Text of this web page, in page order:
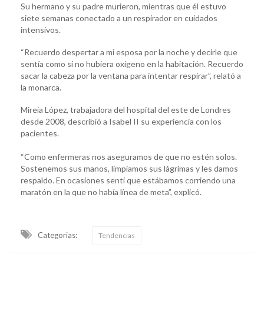
Su hermano y su padre murieron, mientras que él estuvo
siete semanas conectado a un respirador en cuidados
intensivos.
“Recuerdo despertar a mi esposa por la noche y decirle que
sentía como si no hubiera oxígeno en la habitación. Recuerdo
sacar la cabeza por la ventana para intentar respirar”, relató a
la monarca.
Mireia López, trabajadora del hospital del este de Londres
desde 2008, describió a Isabel II su experiencia con los
pacientes.
“Como enfermeras nos aseguramos de que no estén solos.
Sostenemos sus manos, limpiamos sus lágrimas y les damos
respaldo. En ocasiones sentí que estábamos corriendo una
maratón en la que no había línea de meta”, explicó.
Categorias: Tendencias